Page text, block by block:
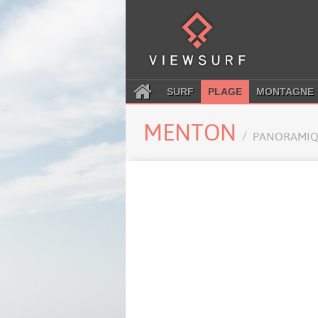
SURF PLAGE MONTAGNE
MENTON